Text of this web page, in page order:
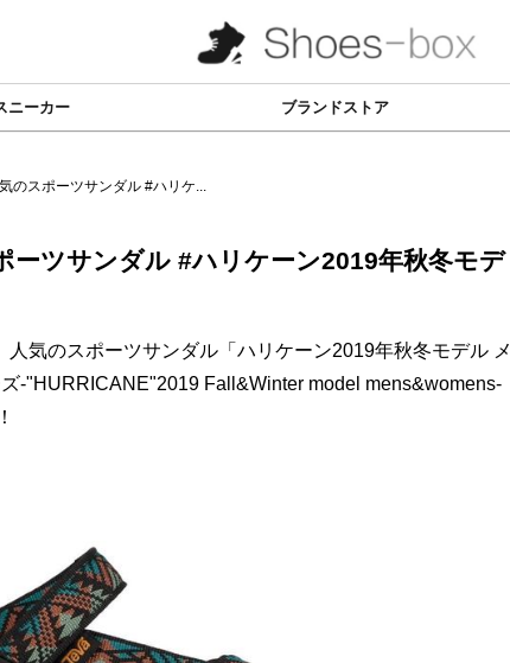
ニーカー ブランドストア
のスポーツサンダル #ハリケ...
ーツサンダル #ハリケーン2019年秋冬モデ
気のスポーツサンダル「ハリケーン2019年秋冬モデル メ
-"HURRICANE"2019 Fall&Winter model mens&womens-